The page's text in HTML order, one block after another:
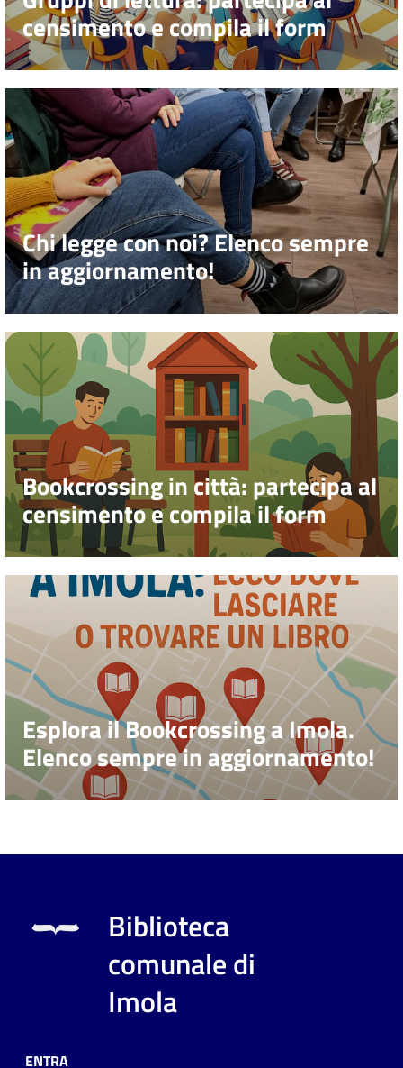
censimento e compila il form
Chi legge con noi? Elenco sempre
in aggiornamento!
Bookcrossing in città: partecipa al
censimento e compila il form
Esplora il Bookcrossing a Imola.
Elenco sempre in aggiornamento!
Biblioteca
comunale di
Imola
ENTRA